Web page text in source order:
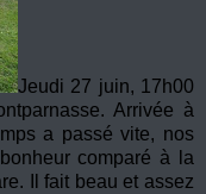
Jeudi 27 juin, 17h00
Arrivée à
a passé vite, nos
comparé à la
Il fait beau et assez